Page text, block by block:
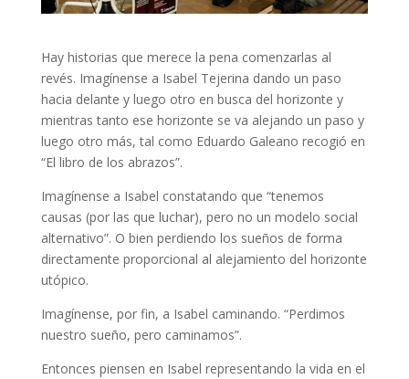
Hay historias que merece la pena comenzarlas al
revés. Imagínense a Isabel Tejerina dando un paso
hacia delante y luego otro en busca del horizonte y
mientras tanto ese horizonte se va alejando un paso y
luego otro más, tal como Eduardo Galeano recogió en
“El libro de los abrazos”.
Imagínense a Isabel constatando que “tenemos
causas (por las que luchar), pero no un modelo social
alternativo”. O bien perdiendo los sueños de forma
directamente proporcional al alejamiento del horizonte
utópico.
Imagínense, por fin, a Isabel caminando. “Perdimos
nuestro sueño, pero caminamos”.
Entonces piensen en Isabel representando la vida en el